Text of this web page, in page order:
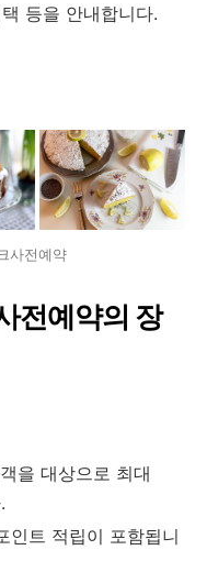
등을 안내합니다.
사전예약
전예약의 장
을 대상으로 최대
인트 적립이 포함됩니